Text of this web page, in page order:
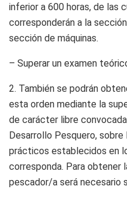
inferior a 600 horas, de las
corresponderán a la
sección de máquinas.
– Superar un examen
2. También se podrán
esta orden mediante la
de carácter libre
Desarrollo Pesquero,
prácticos establecidos en
corresponda. Para obtener
pescador/a será necesario